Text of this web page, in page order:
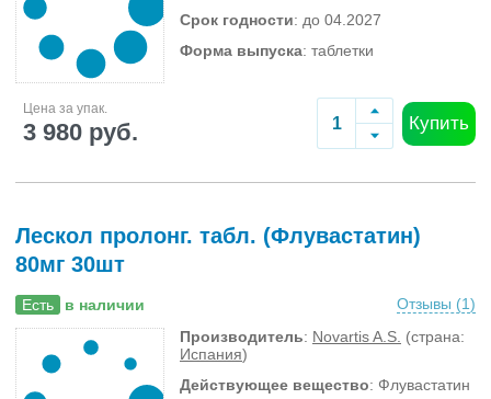
Срок годности: до 04.2027
Форма выпуска: таблетки
Цена за упак.
3 980 руб. Купить
Лескол пролонг. табл. (Флувастатин)
80мг 30шт
Есть в наличии Отзывы (1)
Производитель: Novartis A.S. (страна:
Испания)
Действующее вещество: Флувастатин